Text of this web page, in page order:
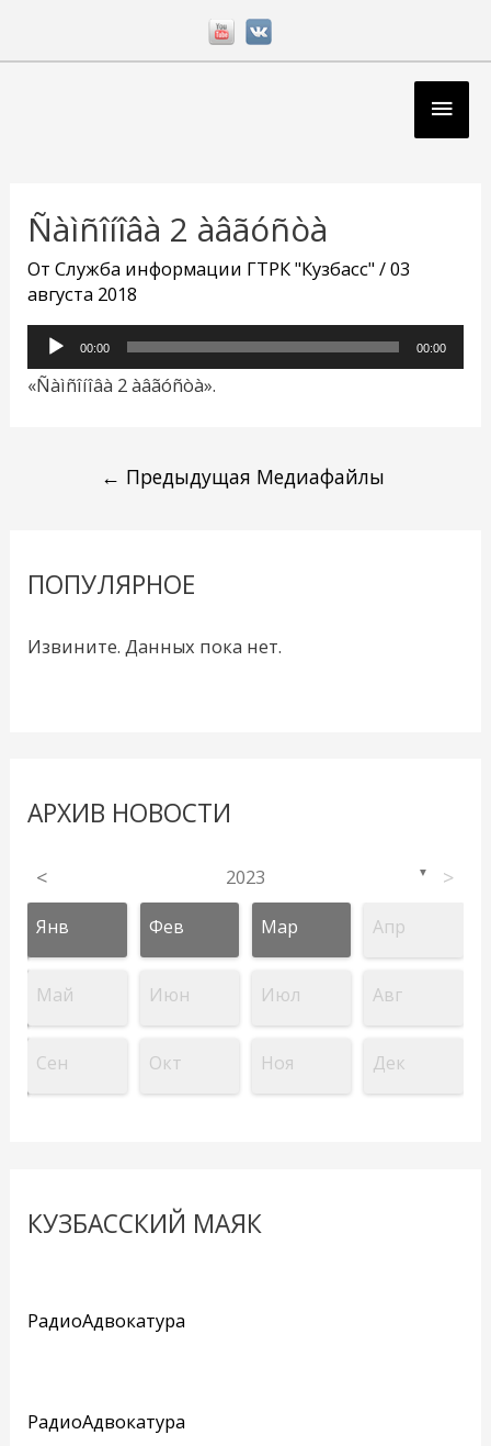
Ñàìñîíîâà 2 àâãóñòà
ОтСлужба информации ГТРК "Кузбасс"/03
августа 2018
Аудиоплеер
00:00 00:00
«Ñàìñîíîâà 2 àâãóñòà».
записям
← Предыдущая Медиафайлы
ПОПУЛЯРНОЕ
Извините. Данных пока нет.
АРХИВ НОВОСТИ
< 2023 ▼ >
Янв Фев Мар Апр
Май Июн Июл Авг
Сен Окт Ноя Дек
КУЗБАССКИЙ МАЯК
РадиоАдвокатура
РадиоАдвокатура